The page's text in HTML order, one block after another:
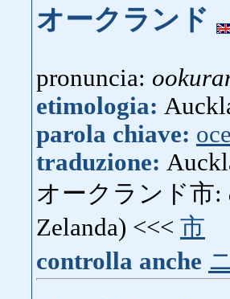
オークランド
pronuncia:
etimologia:
parola chiave:
traduzione:
オークランド市:
Zelanda) <<< 市
controlla anche